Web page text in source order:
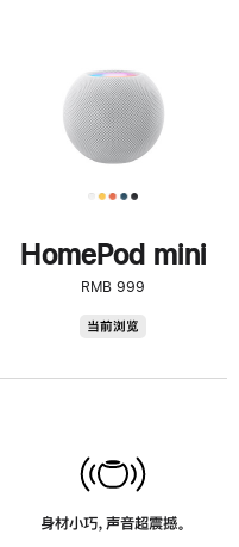
HomePod mini
RMB 999
当前浏览
身材小巧，声音超震撼。